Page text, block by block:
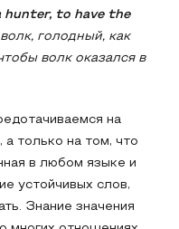
hunter, to have the
голодный, как
волк оказался в
на
только на том, что
в любом языке и
устойчивых слов,
Знание значения